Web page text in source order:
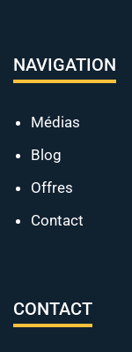
NAVIGATION
Médias
Blog
Offres
Contact
CONTACT